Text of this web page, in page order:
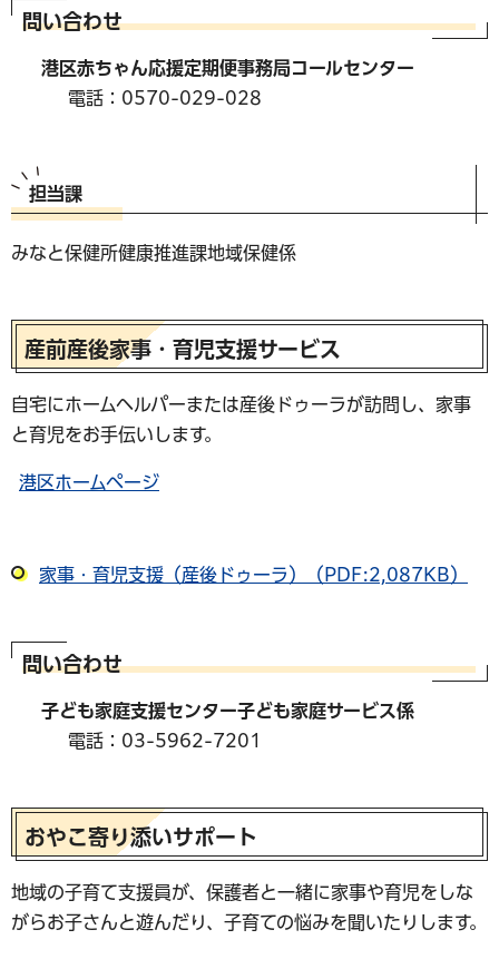
問い合わせ
港区赤ちゃん応援定期便事務局コールセンター
電話：0570-029-028
担当課
みなと保健所健康推進課地域保健係
産前産後家事・育児支援サービス
自宅にホームヘルパーまたは産後ドゥーラが訪問し、家事
と育児をお手伝いします。
港区ホームページ
家事・育児支援（産後ドゥーラ）（PDF:2,087KB）
問い合わせ
子ども家庭支援センター子ども家庭サービス係
電話：03-5962-7201
おやこ寄り添いサポート
地域の子育て支援員が、保護者と一緒に家事や育児をしな
がらお子さんと遊んだり、子育ての悩みを聞いたりします。